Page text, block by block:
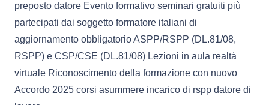
preposto datore Evento formativo seminari gratuiti più
partecipati dai soggetto formatore italiani di
aggiornamento obbligatorio ASPP/RSPP (DL.81/08,
RSPP) e CSP/CSE (DL.81/08) Lezioni in aula realtà
virtuale Riconoscimento della formazione con nuovo
Accordo 2025 corsi asummere incarico di rspp datore di